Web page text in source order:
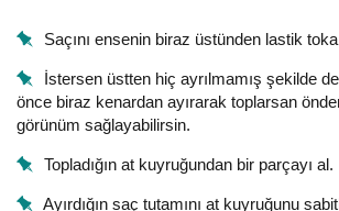
Saçını ensenin biraz üstünden lastik toka
İstersen üstten hiç ayrılmamış şekilde
önce biraz kenardan ayırarak toplarsan
görünüm sağlayabilirsin.
Topladığın at kuyruğundan bir parçayı al.
Ayırdığın saç tutamını at kuyruğunu